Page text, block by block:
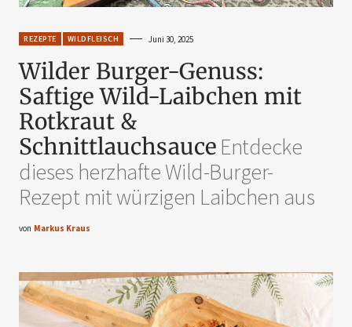
REZEPTE WILDFLEISCH Juni 30, 2025
Wilder Burger-Genuss:
Saftige Wild-Laibchen mit
Rotkraut &
SchnittlauchsauceEntdecke
dieses herzhafte Wild-Burger-
Rezept mit würzigen Laibchen aus
von Markus Kraus